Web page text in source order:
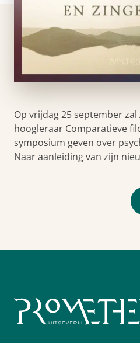
Op vrijdag 25 september
hoogleraar Comparatieve
symposium geven over
Naar aanleiding van zijn